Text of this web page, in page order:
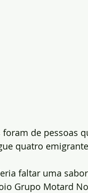
de pessoas
quatro
faltar uma
Grupo Motard